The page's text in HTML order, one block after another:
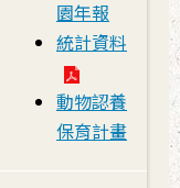
園年報
統計資料
動物認養
保育計畫